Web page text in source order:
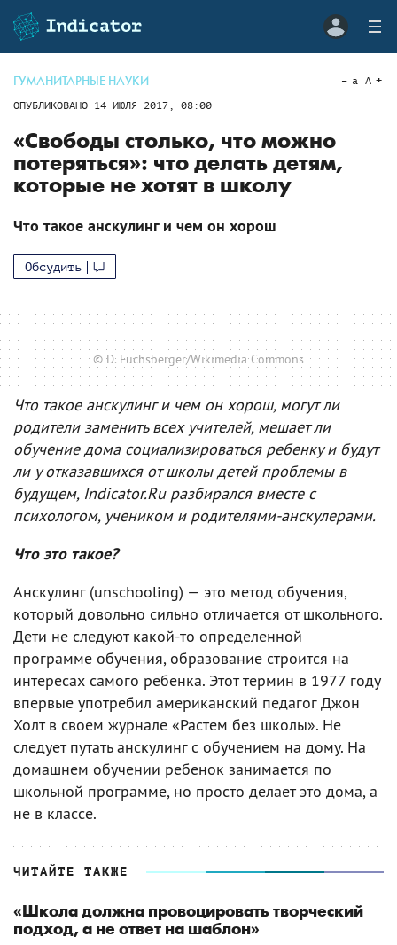
ГУМАНИТАРНЫЕ НАУКИ
ОПУБЛИКОВАНО 14 ИЮЛЯ 2017, 08:00
a A
«Cвободы столько, что можно
потеряться»: что делать детям,
которые не хотят в школу
Что такое анскулинг и чем он хорош
Обсудить
© D. Fuchsberger/Wikimedia Commons
Что такое анскулинг и чем он хорош, могут ли
родители заменить всех учителей, мешает ли
обучение дома социализироваться ребенку и будут
ли у отказавшихся от школы детей проблемы в
будущем, Indicator.Ru разбирался вместе с
психологом, учеником и родителями-анскулерами.
Что это такое?
Анскулинг (unschooling) — это метод обучения,
который довольно сильно отличается от школьного.
Дети не следуют какой-то определенной
программе обучения, образование строится на
интересах самого ребенка. Этот термин в 1977 году
впервые употребил американский педагог Джон
Холт в своем журнале «Растем без школы». Не
следует путать анскулинг с обучением на дому. На
домашнем обучении ребенок занимается по
школьной программе, но просто делает это дома, а
не в классе.
ЧИТАЙТЕ ТАКЖЕ
«Школа должна провоцировать творческий
подход, а не ответ на шаблон»